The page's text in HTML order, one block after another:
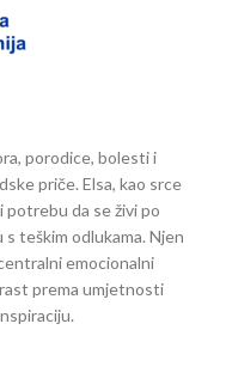
porodice, bolesti i
priče. Elsa, kao srce
potrebu da se živi po
teškim odlukama. Njen
emocionalni
prema umjetnosti